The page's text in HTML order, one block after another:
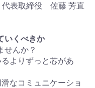
代表取締役 佐藤 芳直
いくべきか
せんか？
よりずっと芯があ
なコミュニケーショ